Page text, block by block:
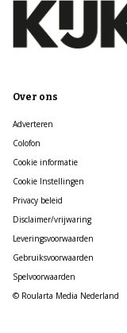
Over ons
Adverteren
Colofon
Cookie informatie
Cookie Instellingen
Privacy beleid
Disclaimer/vrijwaring
Leveringsvoorwaarden
Gebruiksvoorwaarden
Spelvoorwaarden
© Roularta Media Nederland